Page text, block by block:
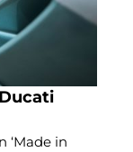
‘Made in